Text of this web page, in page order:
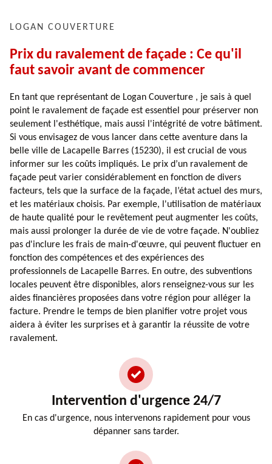
LOGAN COUVERTURE
Prix du ravalement de façade : Ce qu'il
faut savoir avant de commencer
En tant que représentant de Logan Couverture , je sais à quel
point le ravalement de façade est essentiel pour préserver non
seulement l'esthétique, mais aussi l'intégrité de votre bâtiment.
Si vous envisagez de vous lancer dans cette aventure dans la
belle ville de Lacapelle Barres (15230), il est crucial de vous
informer sur les coûts impliqués. Le prix d’un ravalement de
façade peut varier considérablement en fonction de divers
facteurs, tels que la surface de la façade, l’état actuel des murs,
et les matériaux choisis. Par exemple, l'utilisation de matériaux
de haute qualité pour le revêtement peut augmenter les coûts,
mais aussi prolonger la durée de vie de votre façade. N'oubliez
pas d'inclure les frais de main-d'œuvre, qui peuvent fluctuer en
fonction des compétences et des expériences des
professionnels de Lacapelle Barres. En outre, des subventions
locales peuvent être disponibles, alors renseignez-vous sur les
aides financières proposées dans votre région pour alléger la
facture. Prendre le temps de bien planifier votre projet vous
aidera à éviter les surprises et à garantir la réussite de votre
ravalement.
Intervention d'urgence 24/7
En cas d'urgence, nous intervenons rapidement pour vous
dépanner sans tarder.